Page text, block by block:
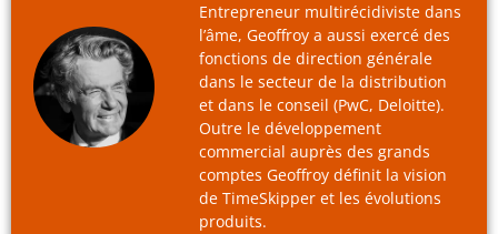
Entrepreneur multirécidiviste dans
l’âme, Geoffroy a aussi exercé des
fonctions de direction générale
dans le secteur de la distribution
et dans le conseil (PwC, Deloitte).
Outre le développement
commercial auprès des grands
comptes Geoffroy définit la vision
de TimeSkipper et les évolutions
produits.